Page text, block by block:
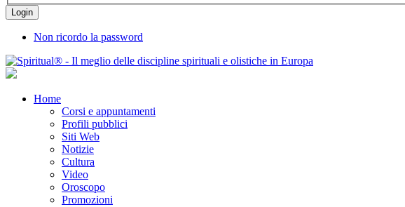
Non ricordo la password
Home
Corsi e appuntamenti
Profili pubblici
Siti Web
Notizie
Cultura
Video
Oroscopo
Promozioni